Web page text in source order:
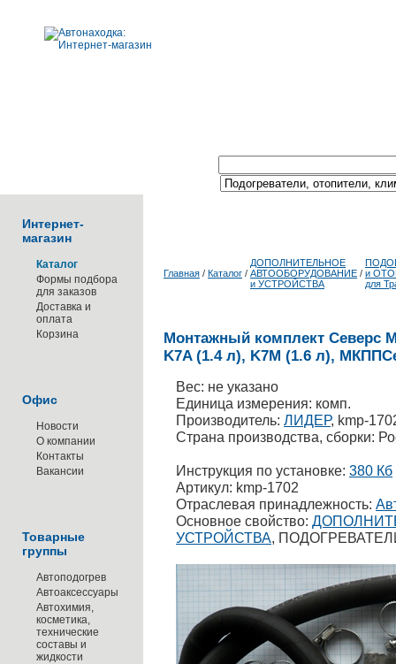
Интернет-
магазин
Каталог
Формы подбора
для заказов
Доставка и
оплата
Корзина
Офис
Новости
О компании
Контакты
Вакансии
Товарные
группы
Автоподогрев
Автоаксессуары
Автохимия,
косметика,
технические
составы и
жидкости
Главная / Каталог /
ДОПОЛНИТЕЛЬНОЕ
АВТООБОРУДОВАНИЕ
и УСТРОЙСТВА
/ и
для
Монтажный комплект Северс
K7A (1.4 л), K7M (1.6 л),
Вес: не указано
Единица измерения: комп.
Производитель: ЛИДЕР, kmp-
Страна производства, сборки:
Инструкция по установке: 380 Кб
Артикул: kmp-1702
Отраслевая принадлежность:
Основное свойство:
УСТРОЙСТВА,